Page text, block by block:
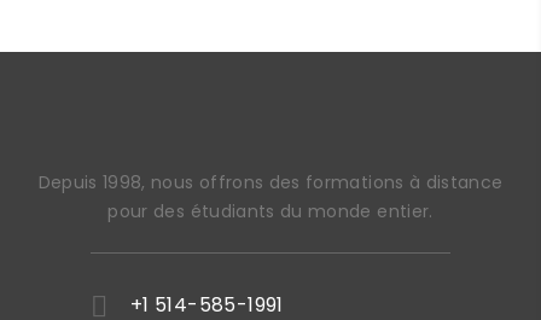
Depuis 1998, nous offrons des formations à distance
pour des étudiants du monde entier.
+1 514-585-1991